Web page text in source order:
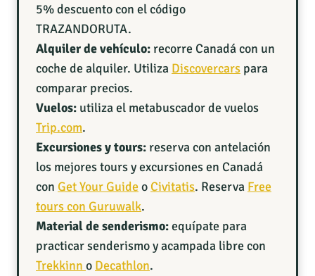
5% descuento con el código
TRAZANDORUTA.
Alquiler de vehículo: recorre Canadá con un
coche de alquiler. Utiliza Discovercars para
comparar precios.
Vuelos: utiliza el metabuscador de vuelos
Trip.com.
Excursiones y tours: reserva con antelación
los mejores tours y excursiones en Canadá
con Get Your Guide o Civitatis. Reserva Free
tours con Guruwalk.
Material de senderismo:equípate para
practicar senderismo y acampada libre con
Trekkinn o Decathlon.